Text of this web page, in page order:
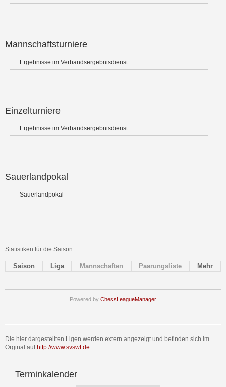
Mannschaftsturniere
Ergebnisse im Verbandsergebnisdienst
Einzelturniere
Ergebnisse im Verbandsergebnisdienst
Sauerlandpokal
Sauerlandpokal
Statistiken für die Saison
Saison Liga Mannschaften Paarungsliste Mehr
Powered by ChessLeagueManager
Die hier dargestellten Ligen werden extern angezeigt und befinden sich im
Orginal auf http://www.svswf.de
Terminkalender